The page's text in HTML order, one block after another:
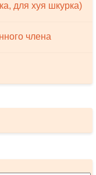
для хуя шкурка)
члена